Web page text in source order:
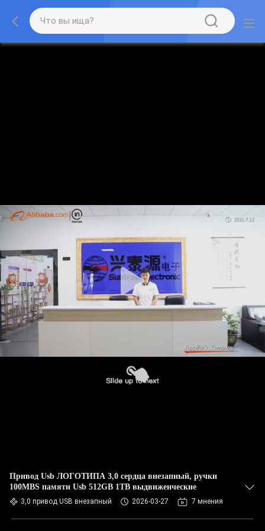
Привод Usb ЛОГОТИПА 3,0 сердца внезапный, ручки
100MBS памяти Usb 512GB 1TB выдвиженческие
3,0 привод USB внезапный 2026-03-27 7 мнения